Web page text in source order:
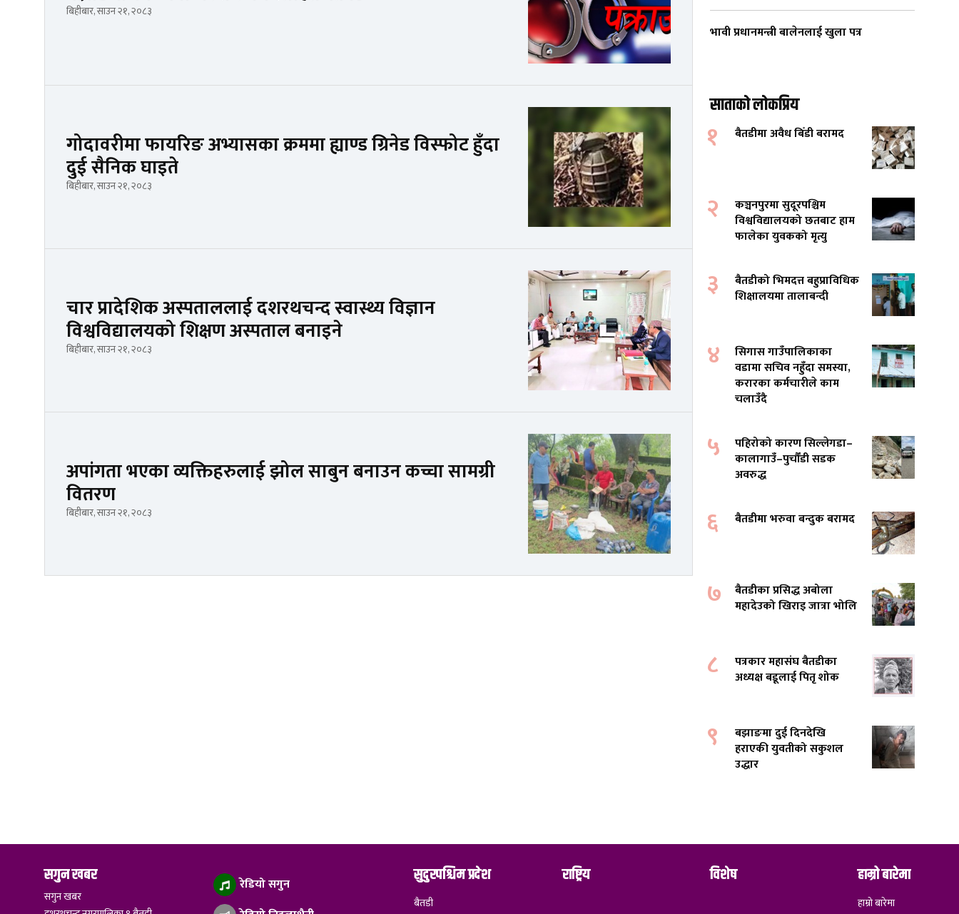
बिहीबार, साउन २१, २०८३
गोदावरीमा फायरिङ अभ्यासका क्रममा ह्याण्ड ग्रिनेड विस्फोट हुँदा
दुई सैनिक घाइते
बिहीबार, साउन २१, २०८३
चार प्रादेशिक अस्पताललाई दशरथचन्द स्वास्थ्य विज्ञान
विश्वविद्यालयको शिक्षण अस्पताल बनाइने
बिहीबार, साउन २१, २०८३
अपांगता भएका व्यक्तिहरुलाई झोल साबुन बनाउन कच्चा सामग्री
वितरण
बिहीबार, साउन २१, २०८३
भावी प्रधानमन्त्री बालेनलाई खुला पत्र
साताको लोकप्रिय
१ बैतडीमा अवैध बिँडी बरामद
२
कञ्चनपुरमा सुदूरपश्चिम
विश्वविद्यालयको छतबाट हाम
फालेका युवकको मृत्यु
३
बैतडीको भिमदत्त बहुप्राविधिक
शिक्षालयमा तालाबन्दी
४
सिगास गाउँपालिकाका
वडामा सचिव नहुँदा समस्या,
करारका कर्मचारीले काम
चलाउँदै
५
पहिरोको कारण सिल्लेगडा–
कालागाउँ–पुर्चौंडी सडक
अवरुद्ध
६ बैतडीमा भरुवा बन्दुक बरामद
७
बैतडीका प्रसिद्ध अबोला
महादेउको खिराइ जात्रा भोलि
८
पत्रकार महासंघ बैतडीका
अध्यक्ष बडूलाई पितृ शोक
९
बझाङमा दुई दिनदेखि
हराएकी युवतीको सकुशल
उद्धार
सगुन खबर
सगुन खबर
रेडियो सगुन
सुदुरपश्चिम प्रदेश
बैतडी
राष्ट्रिय विशेष हाम्रो बारेमा
हाम्रो बारेमा